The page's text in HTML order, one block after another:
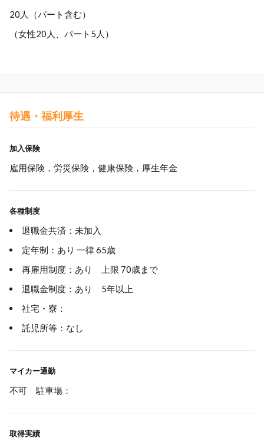
20人（パート含む）
（女性20人、パート5人）
待遇・福利厚生
加入保険
雇用保険，労災保険，健康保険，厚生年金
各種制度
退職金共済：未加入
定年制：あり 一律 65歳
再雇用制度：あり 上限 70歳まで
退職金制度：あり 5年以上
社宅・寮：
託児所等：なし
マイカー通勤
不可 駐車場：
取得実績